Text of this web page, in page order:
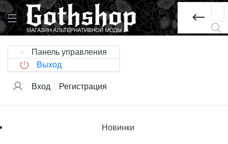
Панель управления
Выход
Вход Регистрация
Новинки